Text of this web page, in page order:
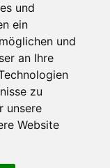
und
ein
und
an Ihre
zu
unsere
Website